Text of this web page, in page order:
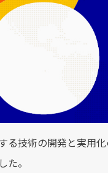
る技術の開発と実用
。